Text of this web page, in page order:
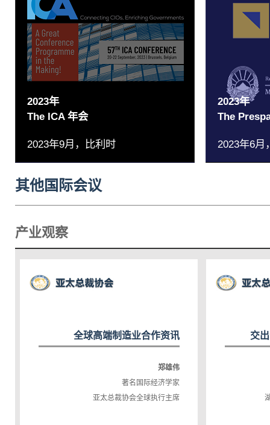
2023年
The ICA 年会
2023年9月，比利时
2023年
The
2023年6月
其他国际会议
产业观察
全球高端制造业合作资讯
郑雄伟
著名国际经济学家
亚太总裁协会全球执行主席
交